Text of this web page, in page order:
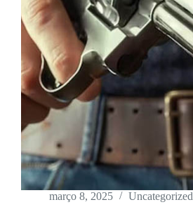
março 8, 2025 Uncategorized